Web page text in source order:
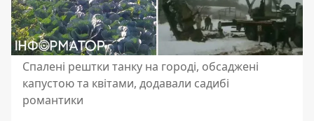
Спалені рештки танку на городі, обсаджені
капустою та квітами, додавали садибі
романтики